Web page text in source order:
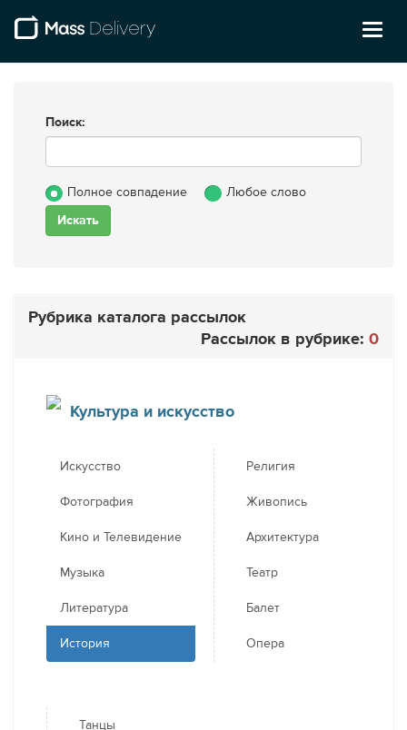
Поиск:
Полное совпадение Любое слово
Рубрика каталога рассылок
Рассылок в рубрике: 0
Культура и искусство
Искусство
Фотография
Кино и Телевидение
Музыка
Литература
История
Религия
Живопись
Архитектура
Театр
Балет
Опера
Танцы